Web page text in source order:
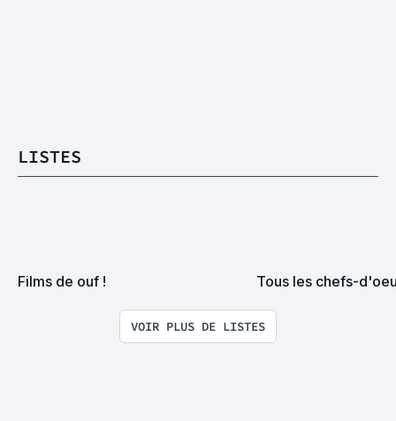
LISTES
Films de ouf ! Tous les chefs-
VOIR PLUS DE LISTES